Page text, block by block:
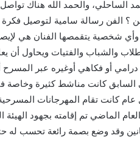
والحمد الله هناك
؟ الفن رسالة سامية لتوصيل
وأي شخصية يتقمصها الفنان هي
والشباب والفتيات ويحاول أن
أو فكاهي أوغيره عبر المسرح أو
السابق كانت مناشط كثيرة
كانت تقام المهرجانات المسرحية
الماضي تم إقامته بجهود الهيئة
وقد وضع بصمة رائعة تحسب له